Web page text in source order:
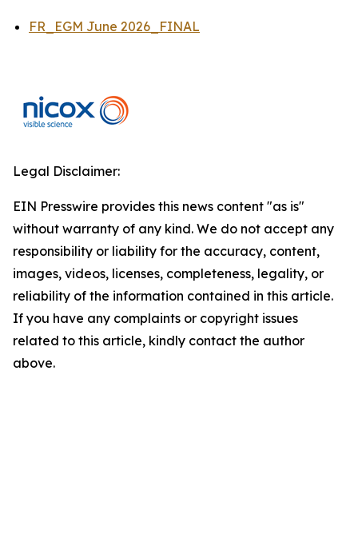
FR_EGM June 2026_FINAL
Legal Disclaimer:
EIN Presswire provides this news content "as is"
without warranty of any kind. We do not accept any
responsibility or liability for the accuracy, content,
images, videos, licenses, completeness, legality, or
reliability of the information contained in this article.
If you have any complaints or copyright issues
related to this article, kindly contact the author
above.